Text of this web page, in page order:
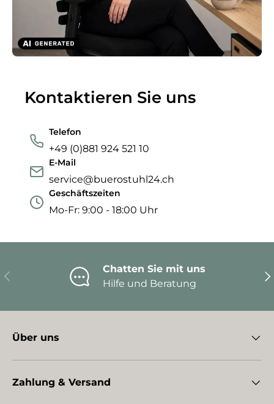
Kontaktieren Sie uns
Telefon
+49 (0)881 924 521 10
E-Mail
service@buerostuhl24.ch
Geschäftszeiten
Mo-Fr: 9:00 - 18:00 Uhr
Vorherige
Chatten Sie mit uns
Hilfe und Beratung
Über uns
Zahlung & Versand